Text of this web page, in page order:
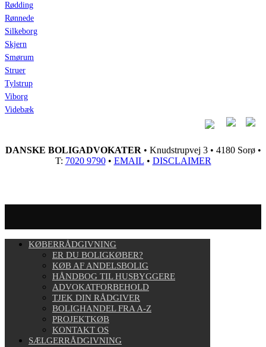
Rødding
Rønnede
Silkeborg
Skjern
Smørum
Struer
Tylstrup
Viborg
Videbæk
DANSKE BOLIGADVOKATER • Knudstrupvej 3 • 4180 Sorø •
T: 7020 9790• EMAIL • DISCLAIMER
KØBERRÅDGIVNING
ER DU BOLIGKØBER?
KØB AF ANDELSBOLIG
HÅNDBOG TIL HUSBYGGERE
ADVOKATFORBEHOLD
TJEK DIN RÅDGIVER
BOLIGHANDEL FRA A-Z
PROJEKTKØB
KONTAKT OS
SÆLGERRÅDGIVNING